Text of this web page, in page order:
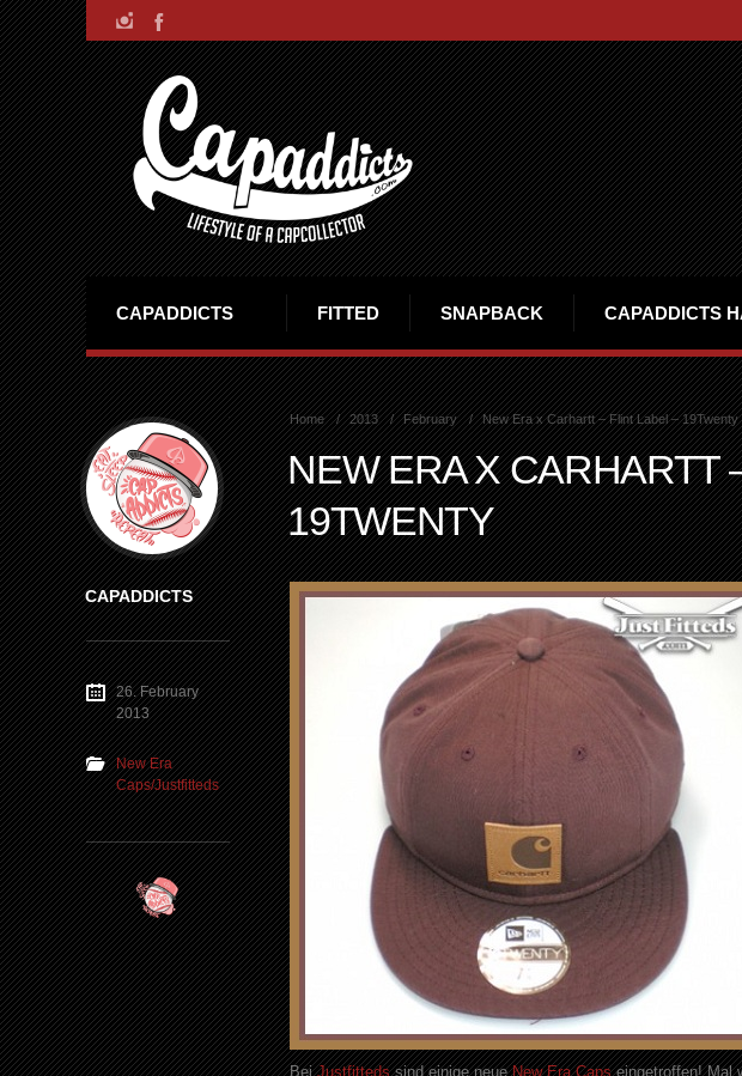
CAPADDICTS FITTED SNAPBACK CAPADDICTS
Home 2013 February New Era x Carhartt – Flint Label – 19Twenty
NEW ERA X CARHARTT
19TWENTY
BeiJustfittedssind einige neueNew Era Capseingetroffen! Mal
CAPADDICTS
26. February
2013
New Era
Caps/Justfitteds